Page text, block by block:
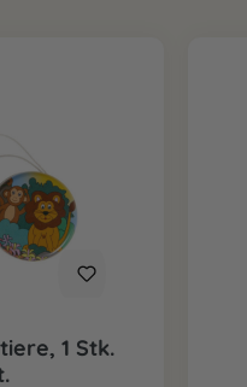
1 Stk.